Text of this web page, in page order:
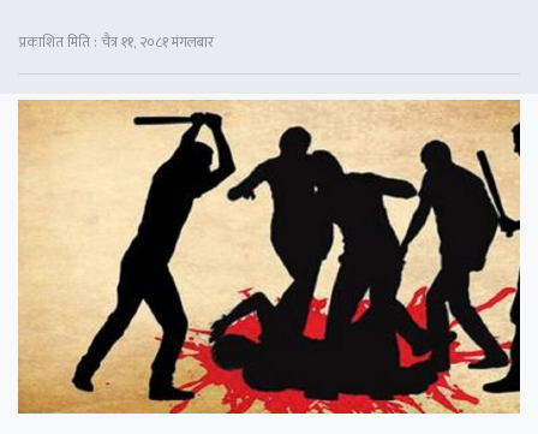
प्रकाशित मिति : चैत्र ११, २०८१ मंगलबार